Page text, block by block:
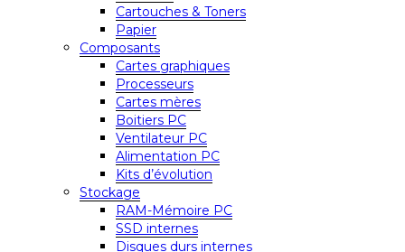
Cartouches & Toners
Papier
Composants
Cartes graphiques
Processeurs
Cartes mères
Boitiers PC
Ventilateur PC
Alimentation PC
Kits d’évolution
Stockage
RAM-Mémoire PC
SSD internes
Disques durs internes